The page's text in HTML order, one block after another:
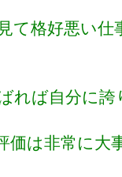
て格好悪い仕
れば自分に誇
価は非常に大